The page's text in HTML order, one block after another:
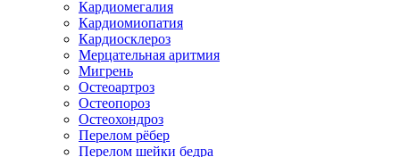
Кардиомегалия
Кардиомиопатия
Кардиосклероз
Мерцательная аритмия
Мигрень
Остеоартроз
Остеопороз
Остеохондроз
Перелом рёбер
Перелом шейки бедра